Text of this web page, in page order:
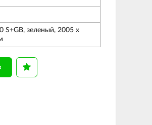
S+GB, зеленый, 2005 х